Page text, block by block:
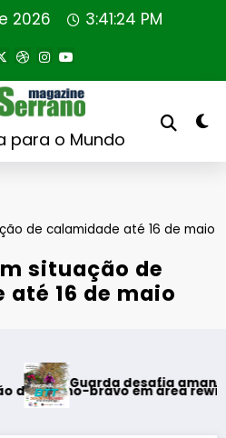
2026 3:41:24 PM
para o Mundo
de calamidade até 16 de maio
situação de
16 de maio
bravo em área rewilding
desafia amantes do BTT